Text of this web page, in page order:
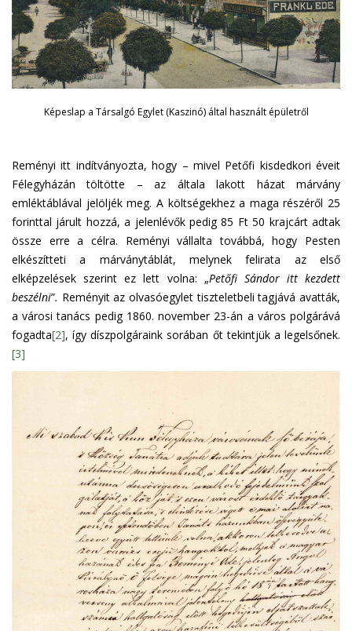
Képeslap a Társalgó Egylet (Kaszinó) által használt épületről
Reményi itt indítványozta, hogy – mivel Petőfi kisdedkori éveit
Félegyházán töltötte – az általa lakott házat márvány
emléktáblával jelöljék meg. A költségekhez a maga részéről 25
forinttal járult hozzá, a jelenlévők pedig 85 Ft 50 krajcárt adtak
össze erre a célra. Reményi vállalta továbbá, hogy Pesten
elkészítteti a márványtáblát, melynek felirata az első
elképzelések szerint ez lett volna: „Petőfi Sándor itt kezdett
beszélni”. Reményit az olvasóegylet tiszteletbeli tagjává avatták,
a városi tanács pedig 1860. november 23-án a város polgárává
fogadta[2], így díszpolgáraink sorában őt tekintjük a legelsőnek.
[3]